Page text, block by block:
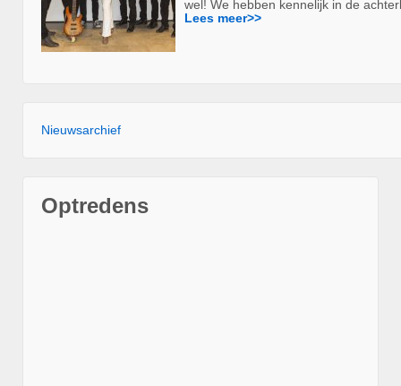
wel! We hebben kennelijk in de
Lees meer>>
Nieuwsarchief
Optredens